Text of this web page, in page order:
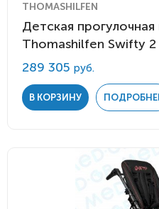
THOMASHILFEN
Детская
Thomashilfen Swifty 2
289 305 руб.
В КОРЗИНУ